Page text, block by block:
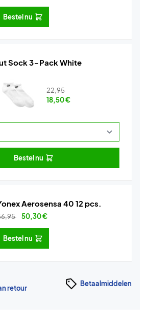
Bestel nu
Sock 3-Pack White
22,95
18,50€
Bestel nu
Aerosensa 40 12 pcs.
50,30€
Bestel nu
retour
Betaalmiddelen